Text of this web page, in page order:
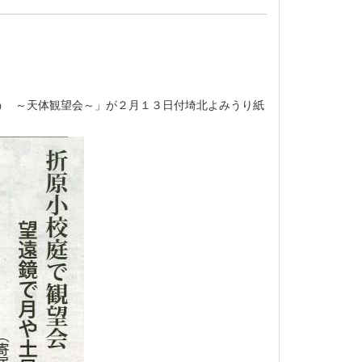
～天体観望会～」が２月１３日付埼北よみうり紙